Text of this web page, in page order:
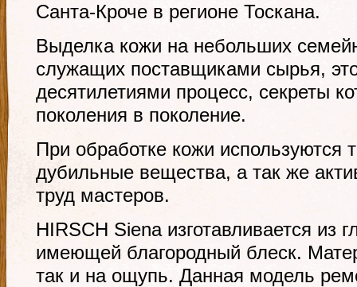
Санта-Кроче в регионе Тоскана.
Выделка кожи на небольших
служащих поставщиками сырья,
десятилетиями процесс, секреты
поколения в поколение.
При обработке кожи используются
дубильные вещества, а так же
труд мастеров.
HIRSCH Siena изготавливается из
имеющей благородный блеск.
так и на ощупь. Данная модель